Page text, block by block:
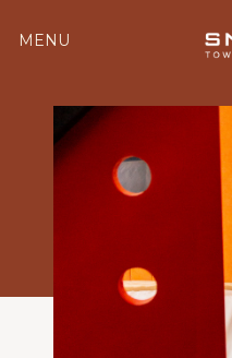
MENU